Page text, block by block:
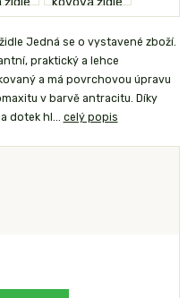
Jedná se o vystavené zboží.
praktický a lehce
a má povrchovou úpravu
v barvě antracitu. Díky
dotek hl... celý popis